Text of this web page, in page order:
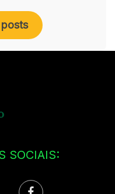
SOCIAIS: